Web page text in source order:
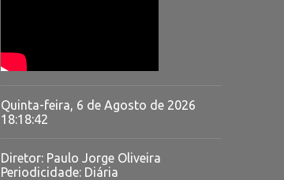
Quinta-feira, 6 de Agosto de 2026
18:18:43
Diretor: Paulo Jorge Oliveira
Periodicidade: Diária